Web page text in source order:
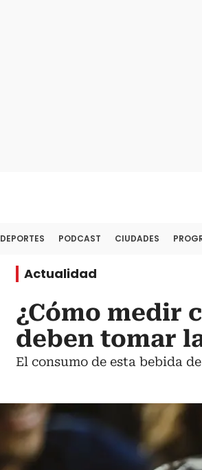
DEPORTES PODCAST CIUDADES
Actualidad
¿Cómo medir
deben tomar
El consumo de esta bebida